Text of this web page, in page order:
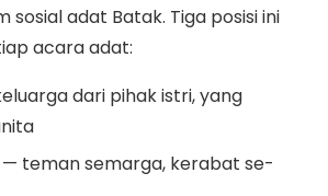
sosial adat Batak. Tiga posisi ini
acara adat:
dari pihak istri, yang
— teman semarga, kerabat se-